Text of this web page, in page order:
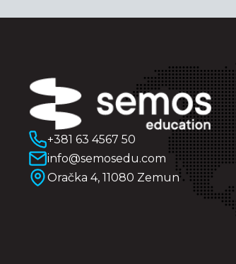
+381 63 4567 50
info@semosedu.com
Oračka 4, 11080 Zemun